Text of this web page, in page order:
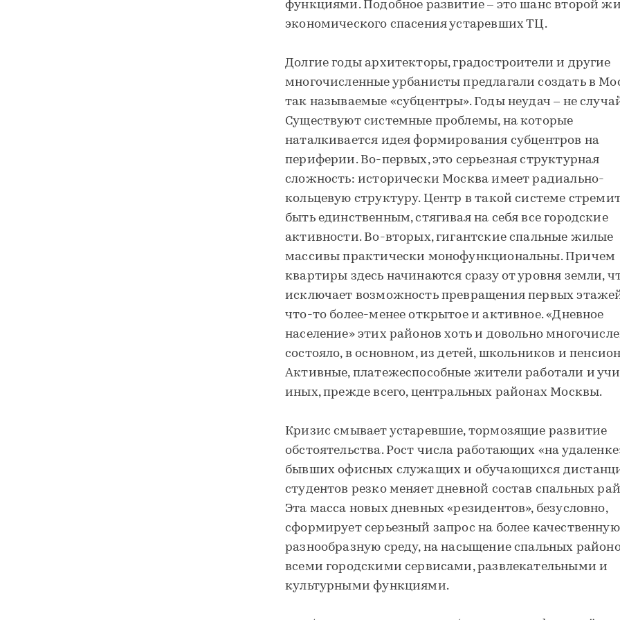
функциями. Подобное развитие – это шанс второй
экономического спасения устаревших ТЦ.
Долгие годы архитекторы, градостроители и другие
многочисленные урбанисты предлагали создать в
так называемые «субцентры». Годы неудач – не
Существуют системные проблемы, на которые
наталкивается идея формирования субцентров на
периферии. Во-первых, это серьезная структурная
сложность: исторически Москва имеет радиально-
кольцевую структуру. Центр в такой системе
быть единственным, стягивая на себя все городские
активности. Во-вторых, гигантские спальные жилые
массивы практически монофункциональны. Причем
квартиры здесь начинаются сразу от уровня земли,
исключает возможность превращения первых
что-то более-менее открытое и активное. «Дневное
население» этих районов хоть и довольно
состояло, в основном, из детей, школьников и
Активные, платежеспособные жители работали и
иных, прежде всего, центральных районах Москвы.
Кризис смывает устаревшие, тормозящие развитие
обстоятельства. Рост числа работающих «на
бывших офисных служащих и обучающихся
студентов резко меняет дневной состав спальных
Эта масса новых дневных «резидентов», безусловно,
сформирует серьезный запрос на более качественную
разнообразную среду, на насыщение спальных
всеми городскими сервисами, развлекательными и
культурными функциями.